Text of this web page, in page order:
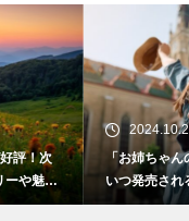
2024.10.28
「お姉ちゃんの翠くん」の7
いつ発売される？苦手だっ
との切ない初恋